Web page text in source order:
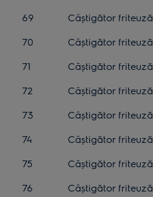
69
Câștigător friteuză
70
Câștigător friteuză
71
Câștigător friteuză
72
Câștigător friteuză
73
Câștigător friteuză
74
Câștigător friteuză
75
Câștigător friteuză
76
Câștigător friteuză